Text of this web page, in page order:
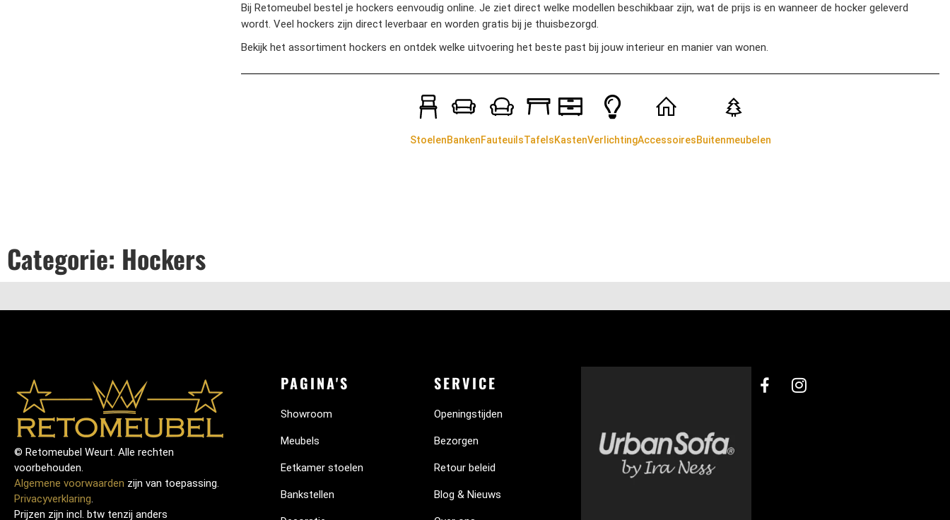
Bij Retomeubel bestel je hockers eenvoudig online. Je ziet direct welke modellen beschikbaar zijn, wat de prijs is en wanneer de hocker geleverd
wordt. Veel hockers zijn direct leverbaar en worden gratis bij je thuisbezorgd.
Bekijk het assortiment hockers en ontdek welke uitvoering het beste past bij jouw interieur en manier van wonen.
StoelenBankenFauteuilsTafelsKastenVerlichtingAccessoiresBuitenmeubelen
Categorie: Hockers
© Retomeubel Weurt. Alle rechten
voorbehouden.
Algemene voorwaarden zijn van toepassing.
Privacyverklaring
Prijzen zijn incl. btw tenzij anders
PAGINA'S
Showroom
Meubels
Eetkamer stoelen
Bankstellen
SERVICE
Openingstijden
Bezorgen
Retour beleid
Blog & Nieuws